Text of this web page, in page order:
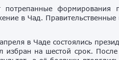
формирования
в Чад.
в Чаде состоялись
на шестой срок.